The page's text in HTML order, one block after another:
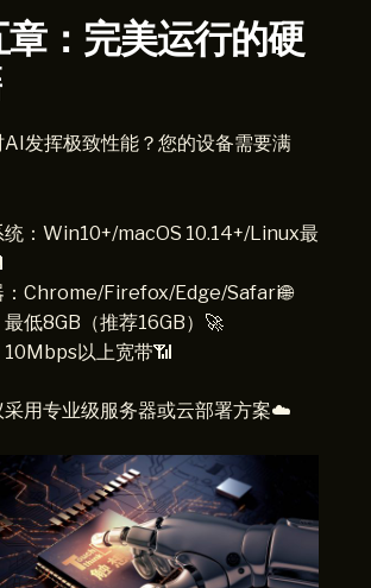
章：完美运行的硬
发挥极致性能？您的设备需要满
统：Win10+/macOS 10.14+/Linux最
：Chrome/Firefox/Edge/Safari🌐
最低8GB（推荐16GB）🚀
10Mbps以上宽带📶
采用专业级服务器或云部署方案☁️